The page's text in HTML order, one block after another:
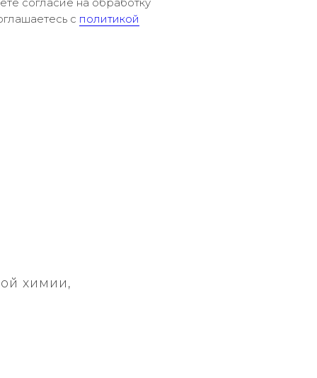
c политикой
химии,